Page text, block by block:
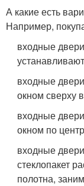
А какие есть
Например,
входные
входные
окном сверху
входные
окном по
входные
стеклопакет
полотна,